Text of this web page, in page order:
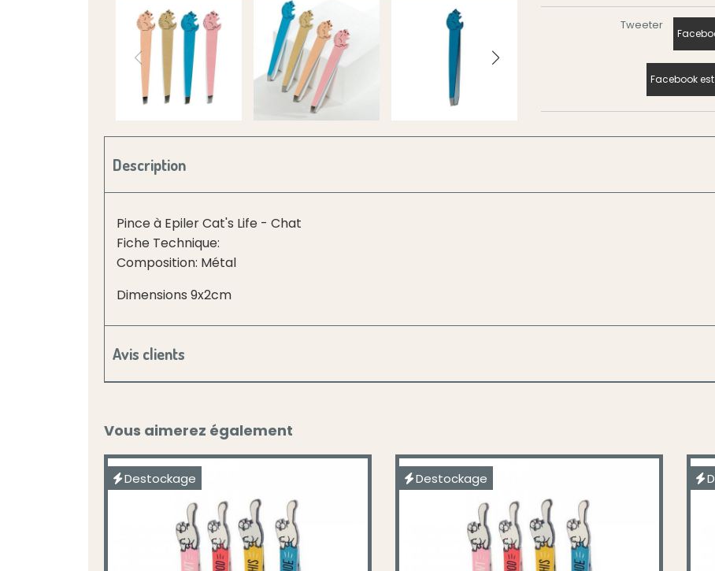
Tweeter
Facebook
Description
Pince à Epiler Cat's Life - Chat
Fiche Technique:
Composition: Métal
Dimensions 9x2cm
Avis clients
Vous aimerez également
Destockage Destockage